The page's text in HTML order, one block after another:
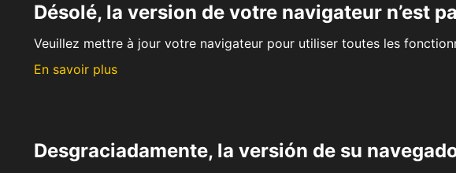
Désolé, la version de votre navigateur n’est
Veuillez mettre à jour votre navigateur pour utiliser toutes les
En savoir plus
Desgraciadamente, la versión de su